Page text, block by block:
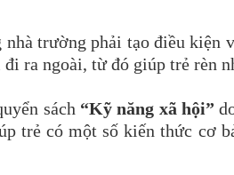
nhà trường phải tạo điều kiện
ra ngoài, từ đó giúp trẻ rèn
sách “Kỹ năng xã hội”
trẻ có một số kiến thức cơ